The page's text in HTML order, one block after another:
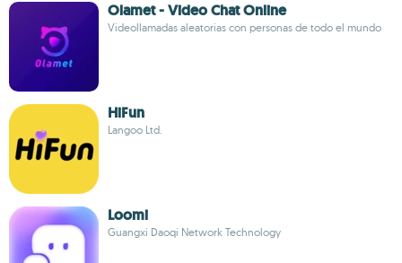
Olamet - Video Chat Online
Videollamadas aleatorias con personas de todo el mundo
HiFun
Langoo Ltd.
Loomi
Guangxi Daoqi Network Technology